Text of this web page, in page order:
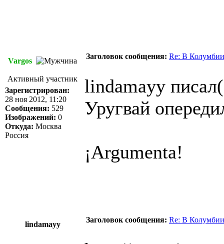
Vargos
Заголовок сообщения: Re: В Колумбии
Активный участник
Зарегистрирован:
28 ноя 2012, 11:20
Сообщения: 529
Изображений: 0
Откуда: Москва
Россия
lindamayy
Уругвай
¡Argumenta!
lindamayy
Заголовок сообщения: Re: В Колумбии